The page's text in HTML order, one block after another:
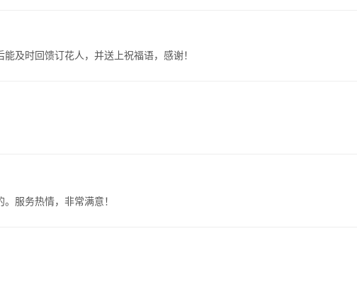
及时回馈订花人，并送上祝福语，感谢！
服务热情，非常满意！